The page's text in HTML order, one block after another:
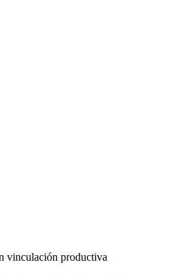
vinculación productiva